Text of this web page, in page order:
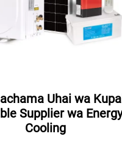
Uhai wa
Supplier wa
Cooling